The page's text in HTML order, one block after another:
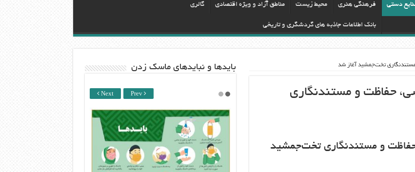
دستی فرهنگی هنری محيط زيست مناطق آزاد و ویژه اقتصادی گالری
بانک اطلاعات جاذبه های گردشگری و تاریخی
مستندنگاری تخت‌جمشید آغاز شد
حفاظت و مستندنگاری
حفاظت و مستندنگاری تخت‌جمشید
باید‌ها و نبایدهای ماسک زدن
Next Prev